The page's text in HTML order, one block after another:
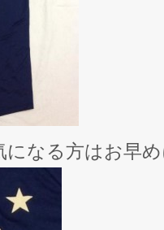
になる方はお早